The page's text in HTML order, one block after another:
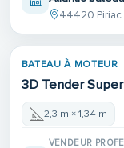
44420 Piriac
BATEAU À MOTEUR
3D Tender
2,3 m × 1,34 m
VENDEUR